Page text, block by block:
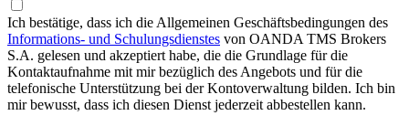
Ich bestätige, dass ich die Allgemeinen Geschäftsbedingungen des
Informations- und Schulungsdienstes von OANDA TMS Brokers
S.A. gelesen und akzeptiert habe, die die Grundlage für die
Kontaktaufnahme mit mir bezüglich des Angebots und für die
telefonische Unterstützung bei der Kontoverwaltung bilden. Ich bin
mir bewusst, dass ich diesen Dienst jederzeit abbestellen kann.